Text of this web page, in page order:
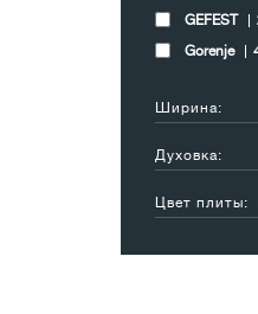
GEFEST
Gorenje
Ширина:
60 см
16
Духовка:
Цвет плиты: